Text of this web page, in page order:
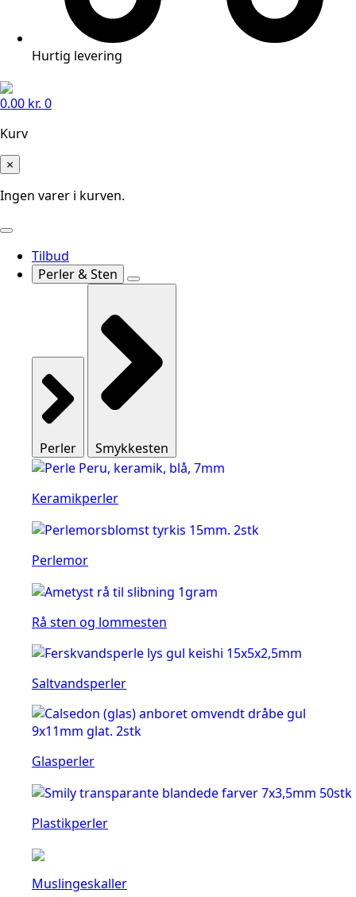
Hurtig levering
0.00 kr. 0
Kurv
×
Ingen varer i kurven.
Tilbud
Perler & Sten
Perler Smykkesten
Keramikperler
Perlemor
Rå sten og lommesten
Saltvandsperler
Glasperler
Plastikperler
Muslingeskaller